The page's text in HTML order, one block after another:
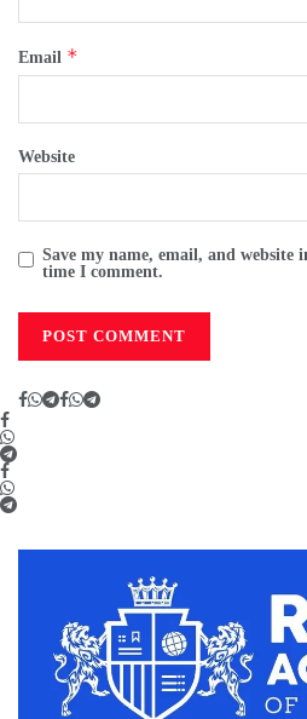
Email *
Website
Save my name, email, and website
time I comment.